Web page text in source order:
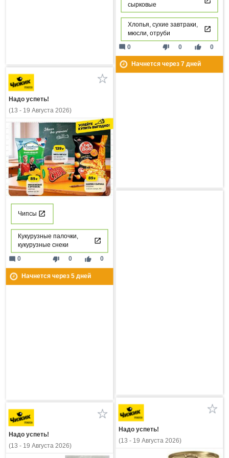
сырковые
Хлопья, сухие завтраки,
мюсли, отруби
thumb_down 0 thumb_up 0
mode_comment 0
Начнется через 7дней
Надо успеть!
(13 - 19 Августа 2026)
Чипсы
Кукурузные палочки,
кукурузные снеки
thumb_down 0 thumb_up 0
mode_comment 0
Начнется через 5дней
Надо успеть!
(13 - 19 Августа 2026)
Надо успеть!
(13 - 19 Августа 2026)